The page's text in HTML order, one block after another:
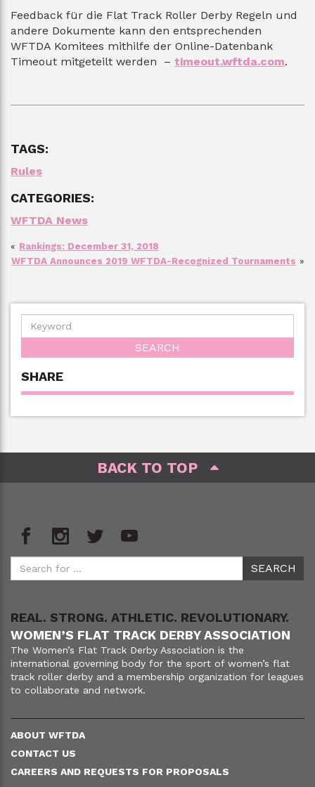
Feedback für die Flat Track Roller Derby Regeln und
andere Dokumente kann den entsprechenden
WFTDA Komitees mithilfe der Online-Datenbank
Timeout mitgeteilt werden – timeout.wftda.com.
TAGS:
Rules
CATEGORIES:
WFTDA News
« Rankings: December 31, 2018
WFTDA Announces 2019 WFTDA-Recognized Tournaments »
SHARE
BACK TO TOP
REAL. STRONG. ATHLETIC. REVOLUTIONARY.
WOMEN’S FLAT TRACK DERBY ASSOCIATION
The Women’s Flat Track Derby Association is the
international governing body for the sport of women’s flat
track roller derby and a membership organization for leagues
to collaborate and network.
ABOUT WFTDA
CONTACT US
CAREERS AND REQUESTS FOR PROPOSALS